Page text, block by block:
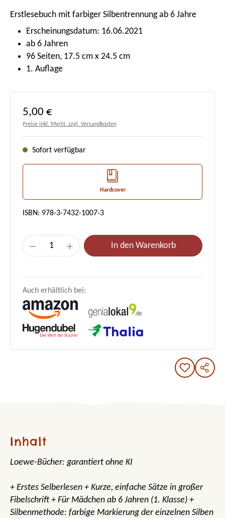
Erstlesebuch mit farbiger Silbentrennung ab 6 Jahre
Erscheinungsdatum: 16.06.2021
ab 6 Jahren
96 Seiten, 17.5 cm x 24.5 cm
1. Auflage
Regulärer Preis:
5,00 €
Preise inkl. MwSt. zzgl. Versandkosten
Sofort verfügbar
Hardcover
ISBN: 978-3-7432-1007-3
Produkt Anzahl: Gib den gewünschten
In den Warenkorb
Auch erhältlich bei:
Inhalt
Loewe-Bücher: garantiert ohne KI
+ Erstes Selberlesen + Kurze, einfache Sätze in großer
Fibelschrift + Für Mädchen ab 6 Jahren (1. Klasse) +
Silbenmethode: farbige Markierung der einzelnen Silben